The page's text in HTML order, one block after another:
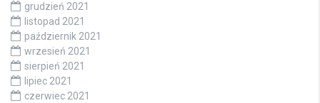
grudzień 2021
listopad 2021
październik 2021
wrzesień 2021
sierpień 2021
lipiec 2021
czerwiec 2021